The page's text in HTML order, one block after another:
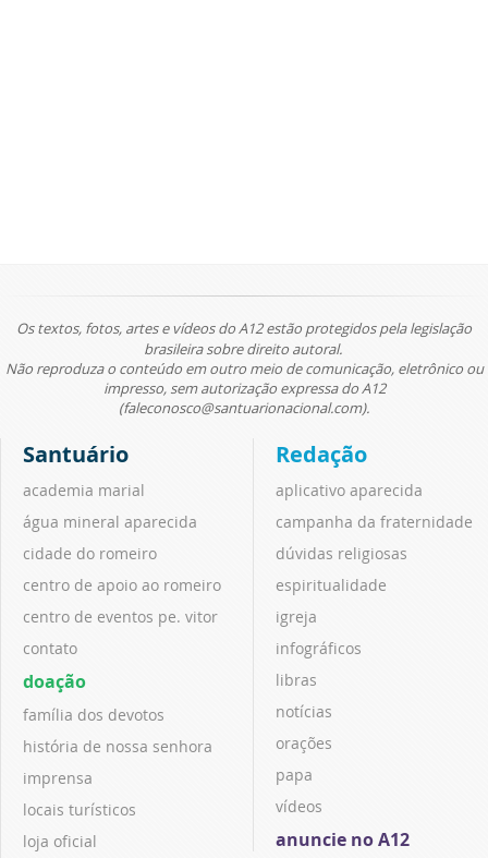
Os textos, fotos, artes e vídeos do A12 estão protegidos pela legislação
brasileira sobre direito autoral.
Não reproduza o conteúdo em outro meio de comunicação, eletrônico ou
impresso, sem autorização expressa do A12
(faleconosco@santuarionacional.com).
Santuário
academia marial
água mineral aparecida
cidade do romeiro
centro de apoio ao romeiro
centro de eventos pe. vitor
contato
doação
família dos devotos
história de nossa senhora
imprensa
locais turísticos
loja oficial
Redação
aplicativo aparecida
campanha da fraternidade
dúvidas religiosas
espiritualidade
igreja
infográficos
libras
notícias
orações
papa
vídeos
anuncie no A12